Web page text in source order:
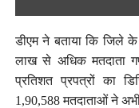
डीएम ने बताया कि जिले
लाख से अधिक मतदाता
प्रतिशत प्रपत्रों का
1,90,588 मतदाताओं ने